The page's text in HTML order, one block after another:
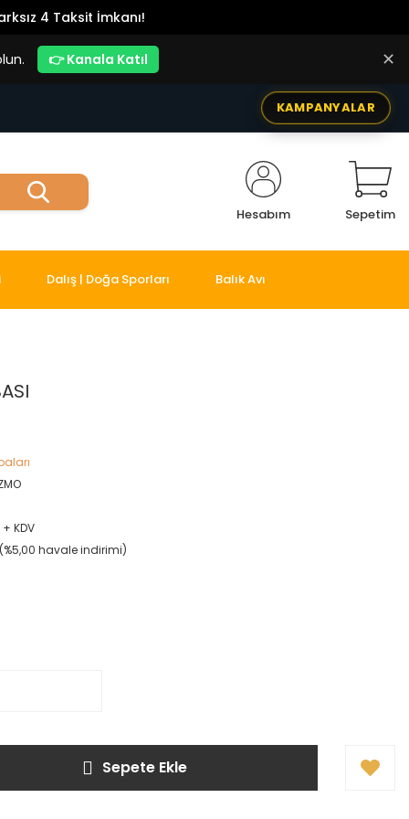
4 Taksit İmkanı!
👉 Kanala Katıl ✕
KAMPANYALAR
Hesabım Sepetim
Dalış | Doğa Sporları Balık Avı
+ KDV
(%5,00 havale indirimi)
Sepete Ekle